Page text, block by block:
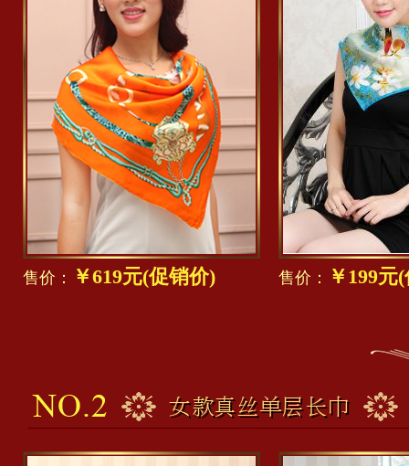
售价： ￥619元(促销价) 售价： ￥199元